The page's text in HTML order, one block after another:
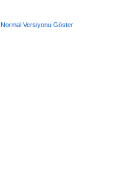
Normal Versiyonu Göster